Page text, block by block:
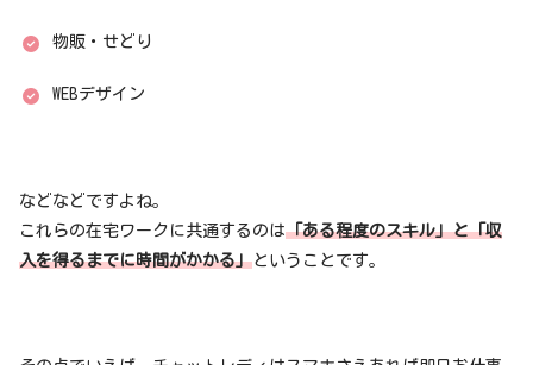
物販・せどり
WEBデザイン
などなどですよね。
これらの在宅ワークに共通するのは「ある程度のスキル」と「収
入を得るまでに時間がかかる」ということです。